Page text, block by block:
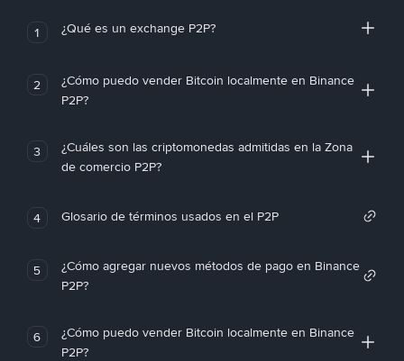
1 ¿Qué es un exchange P2P?
2
¿Cómo puedo vender Bitcoin localmente en Binance
P2P?
3
¿Cuáles son las criptomonedas admitidas en la Zona
de comercio P2P?
4 Glosario de términos usados en el P2P
5
¿Cómo agregar nuevos métodos de pago en Binance
P2P?
6
¿Cómo puedo vender Bitcoin localmente en Binance
P2P?